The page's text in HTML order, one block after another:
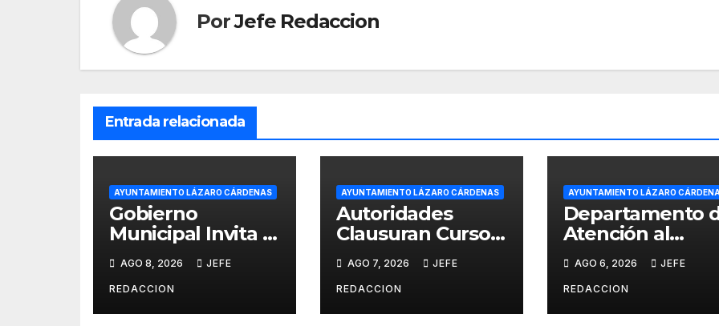
PorJefe Redaccion
Entrada relacionada
AYUNTAMIENTO LÁZARO CÁRDENAS
Gobierno
Municipal Invita a
Nacional de
Reforestación
AGO 8, 2026 JEFE
REDACCION
AYUNTAMIENTO LÁZARO CÁRDENAS
Autoridades
Clausuran Cursos
Seguridad
Pública y Casa de
Cultura 2026
AGO 7, 2026 JEFE
REDACCION
AYUNTAMIENTO LÁZARO
Departamento
Atención al
Trámite de
Pasaportes
AGO 6, 2026 JEFE
REDACCION